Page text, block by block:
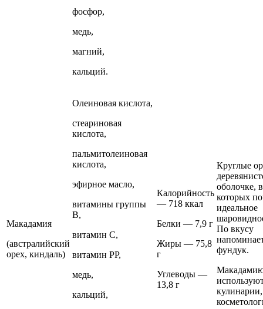
фосфор,
медь,
магний,
кальций.
Макадамия
(австралийский
орех, киндаль)
Олеиновая кислота,
стеариновая
кислота,
пальмитолеиновая
кислота,
эфирное масло,
витамины группы
В,
витамин С,
витамин РР,
медь,
кальций,
Калорийность
— 718 ккал
Белки — 7,9 г
Жиры — 75,8
г
Углеводы —
13,8 г
Круглые
оболочке,
которых
идеальное
По вкусу
фундук.
кулинарии,